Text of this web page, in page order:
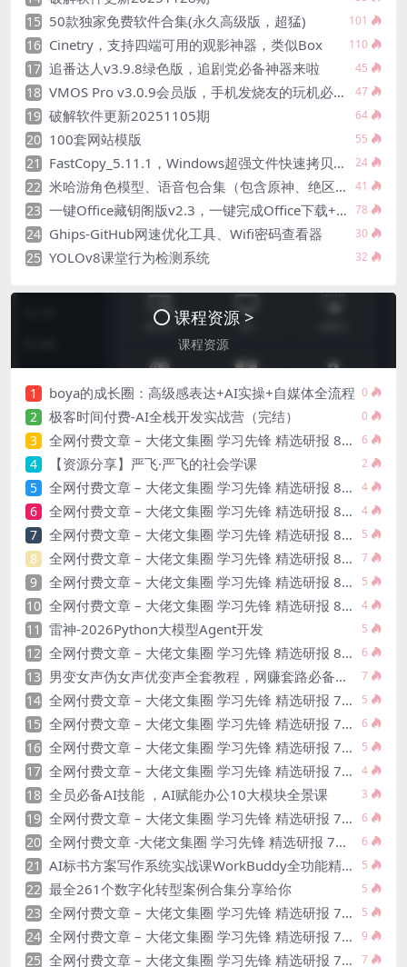
15 50款独家免费软件合集(永久高级版，超猛) 101
16 Cinetry，支持四端可用的观影神器，类似Box 110
17 追番达人v3.9.8绿色版，追剧党必备神器来啦 45
18 VMOS Pro v3.0.9会员版，手机发烧友的玩机必备工具 47
19 破解软件更新20251105期 64
20 100套网站模版 55
21 FastCopy_5.11.1，Windows超强文件快速拷贝工具 24
22 米哈游角色模型、语音包合集（包含原神、绝区零、星穹铁道等）共122.9G 41
23 一键Office藏钥阁版v2.3，一键完成Office下载+安装+激活 78
24 Ghips-GitHub网速优化工具、Wifi密码查看器 30
25 YOLOv8课堂行为检测系统 32
课程资源 >
课程资源
1 boya的成长圈：高级感表达+AI实操+自媒体全流程 0
2 极客时间付费-AI全栈开发实战营（完结） 0
3 全网付费文章 – 大佬文集圈 学习先锋 精选研报 8月8日更新 6
4 【资源分享】严飞·严飞的社会学课 2
5 全网付费文章 – 大佬文集圈 学习先锋 精选研报 8月7日更新 4
6 全网付费文章 – 大佬文集圈 学习先锋 精选研报 8月6日更新 4
7 全网付费文章 – 大佬文集圈 学习先锋 精选研报 8月5日更新 5
8 全网付费文章 – 大佬文集圈 学习先锋 精选研报 8月4日更新 7
9 全网付费文章 – 大佬文集圈 学习先锋 精选研报 8月3日更新 5
10 全网付费文章 – 大佬文集圈 学习先锋 精选研报 8月2日更新 4
11 雷神-2026Python大模型Agent开发 5
12 全网付费文章 – 大佬文集圈 学习先锋 精选研报 8月1日更新 6
13 男变女声伪女声优变声全套教程，网赚套路必备技能 7
14 全网付费文章 – 大佬文集圈 学习先锋 精选研报 7月31日更新 5
15 全网付费文章 – 大佬文集圈 学习先锋 精选研报 7月30日 更新 6
16 全网付费文章 – 大佬文集圈 学习先锋 精选研报 7月30日更新 5
17 全网付费文章 – 大佬文集圈 学习先锋 精选研报 7月29日更新 4
18 全员必备AI技能 ，AI赋能办公10大模块全景课 3
19 全网付费文章 – 大佬文集圈 学习先锋 精选研报 7月28日更新 6
20 全网付费文章 -大佬文集圈 学习先锋 精选研报 7月28日更新 6
21 AI标书方案写作系统实战课WorkBuddy全功能精讲・标题大纲全流程生成・提示词优化 5
22 最全261个数字化转型案例合集分享给你 5
23 全网付费文章 – 大佬文集圈 学习先锋 精选研报 7月27日更新 5
24 全网付费文章 – 大佬文集圈 学习先锋 精选研报 7月26日更新 9
25 全网付费文章 – 大佬文集圈 学习先锋 精选研报 7月25日更新 7